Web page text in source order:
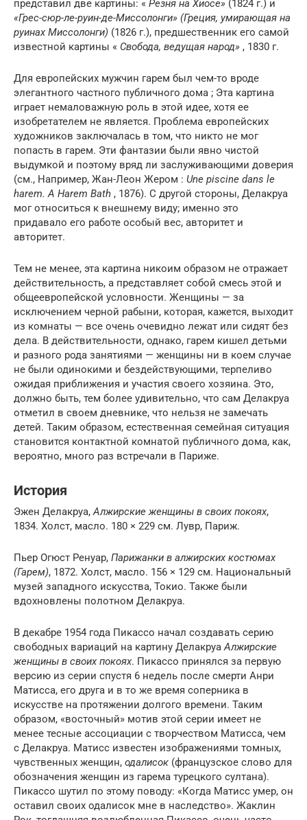
представил две картины: « Резня на Хиосе» (1824 г.) и
«Грес-сюр-ле-руин-де-Миссолонги» (Греция, умирающая на
руинах Миссолонги) (1826 г.), предшественник его самой
известной картины « Свобода, ведущая народ» , 1830 г.
Для европейских мужчин гарем был чем-то вроде
элегантного частного публичного дома ; Эта картина
играет немаловажную роль в этой идее, хотя ее
изобретателем не является. Проблема европейских
художников заключалась в том, что никто не мог
попасть в гарем. Эти фантазии были явно чистой
выдумкой и поэтому вряд ли заслуживающими доверия
(см., Например, Жан-Леон Жером : Une piscine dans le
harem. A Harem Bath , 1876). С другой стороны, Делакруа
мог относиться к внешнему виду; именно это
придавало его работе особый вес, авторитет и
авторитет.
Тем не менее, эта картина никоим образом не отражает
действительность, а представляет собой смесь этой и
общеевропейской условности. Женщины — за
исключением черной рабыни, которая, кажется, выходит
из комнаты — все очень очевидно лежат или сидят без
дела. В действительности, однако, гарем кишел детьми
и разного рода занятиями — женщины ни в коем случае
не были одинокими и бездействующими, терпеливо
ожидая приближения и участия своего хозяина. Это,
должно быть, тем более удивительно, что сам Делакруа
отметил в своем дневнике, что нельзя не замечать
детей. Таким образом, естественная семейная ситуация
становится контактной комнатой публичного дома, как,
вероятно, много раз встречали в Париже.
История
Эжен Делакруа,Алжирские женщины в своих покоях,
1834. Холст, масло. 180 × 229 см. Лувр, Париж.
Пьер Огюст Ренуар, Парижанки в алжирских костюмах
(Гарем), 1872. Холст, масло. 156 × 129 см. Национальный
музей западного искусства, Токио. Также были
вдохновлены полотном Делакруа.
В декабре 1954 года Пикассо начал создавать серию
свободных вариаций на картину ДелакруаАлжирские
женщины в своих покоях. Пикассо принялся за первую
версию из серии спустя 6 недель после смерти Анри
Матисса, его друга и в то же время соперника в
искусстве на протяжении долгого времени. Таким
образом, «восточный» мотив этой серии имеет не
менее тесные ассоциации с творчеством Матисса, чем
с Делакруа. Матисс известен изображениями томных,
чувственных женщин, одалисок (французское слово для
обозначения женщин из гарема турецкого султана).
Пикассо шутил по этому поводу: «Когда Матисс умер, он
оставил своих одалисок мне в наследство». Жаклин